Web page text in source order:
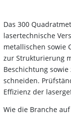
Das 300
lasertechnische
metallischen sowie
zur Strukturierung
Beschichtung
schneiden.
Effizienz der
Wie die Branche